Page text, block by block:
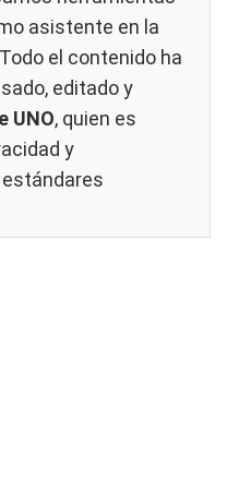
asistente en la
el contenido ha
editado y
UNO, quien es
y
estándares